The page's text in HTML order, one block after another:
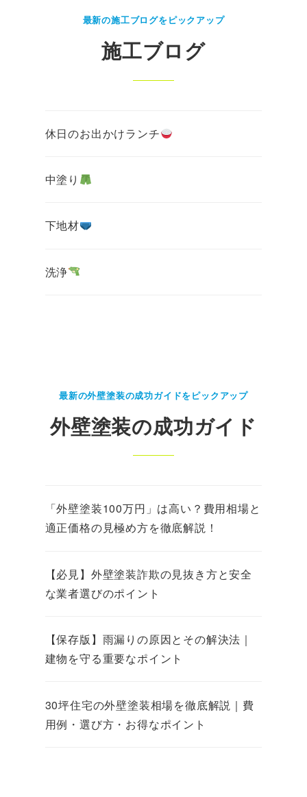
最新の施工ブログをピックアップ
施工ブログ
休日のお出かけランチ
中塗り
下地材
洗浄
最新の外壁塗装の成功ガイドをピックアップ
外壁塗装の成功ガイド
「外壁塗装100万円」は高い？費用相場と
適正価格の見極め方を徹底解説！
【必見】外壁塗装詐欺の見抜き方と安全
な業者選びのポイント
【保存版】雨漏りの原因とその解決法｜
建物を守る重要なポイント
30坪住宅の外壁塗装相場を徹底解説｜費
用例・選び方・お得なポイント